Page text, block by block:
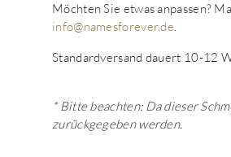
Möchten Sie etwas anpassen?
info@namesforever.de
Standardversand dauert 10-12
* Bitte beachten: Da dieser
zurückgegeben werden.